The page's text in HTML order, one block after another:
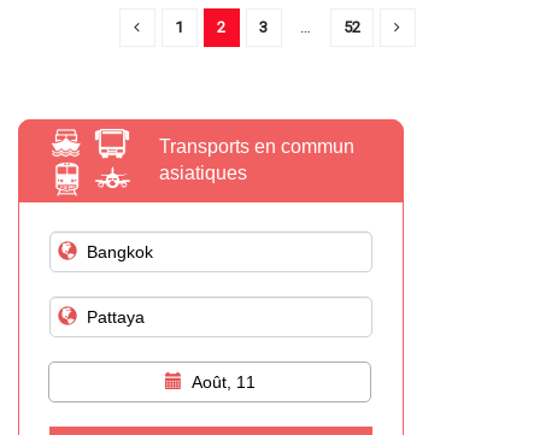
1 2 3 … 52
Transports en commun
asiatiques
Août, 11